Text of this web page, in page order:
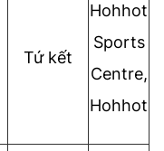
Tứ kết
Hohhot
Sports
Centre,
Hohhot